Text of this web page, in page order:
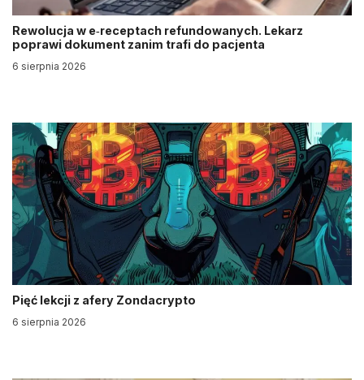
Rewolucja w e‑receptach refundowanych. Lekarz
poprawi dokument zanim trafi do pacjenta
6 sierpnia 2026
Pięć lekcji z afery Zondacrypto
6 sierpnia 2026